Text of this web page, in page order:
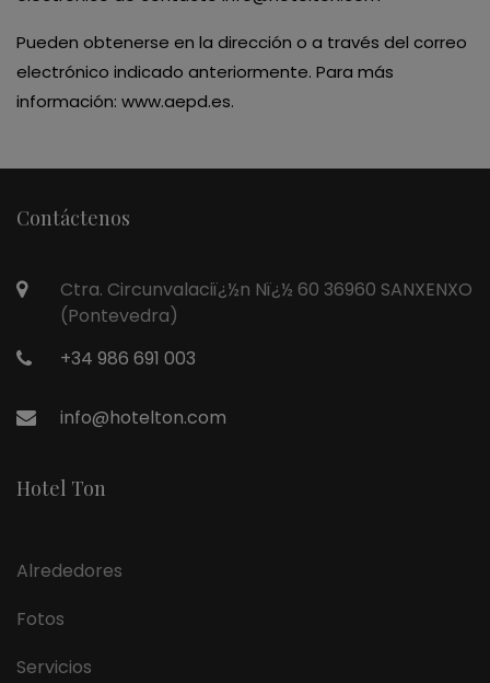
Pueden obtenerse en la dirección o a través del correo
electrónico indicado anteriormente. Para más
información: www.aepd.es.
Contáctenos
Ctra. Circunvalaciï¿½n Nï¿½ 60 36960 SANXENXO
(Pontevedra)
+34 986 691 003
info@hotelton.com
Hotel Ton
Alrededores
Fotos
Servicios